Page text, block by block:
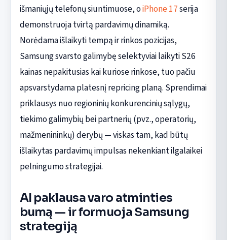
išmaniųjų telefonų siuntimuose, oiPhone 17serija
demonstruoja tvirtą pardavimų dinamiką.
Norėdama išlaikyti tempą ir rinkos pozicijas,
Samsung svarsto galimybę selektyviai laikyti S26
kainas nepakitusias kai kuriose rinkose, tuo pačiu
apsvarstydama platesnį repricing planą. Sprendimai
priklausys nuo regioninių konkurencinių sąlygų,
tiekimo galimybių bei partnerių (pvz., operatorių,
mažmenininkų) derybų — viskas tam, kad būtų
išlaikytas pardavimų impulsas nekenkiant ilgalaikei
pelningumo strategijai.
AI paklausa varo atminties
bumą — ir formuoja Samsung
strategiją